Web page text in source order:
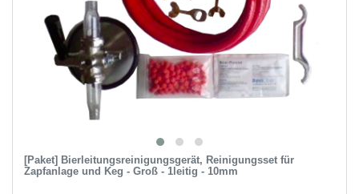
[Paket] Bierleitungsreinigungsgerät, Reinigungsset für
Zapfanlage und Keg - Groß - 1leitig - 10mm